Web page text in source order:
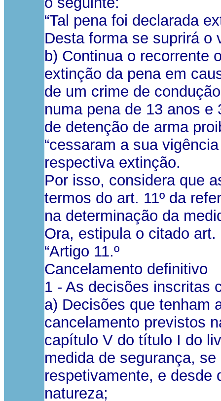
“Tal pena foi declarada
Desta forma se suprirá o
b) Continua o recorrente
extinção da pena em
de um crime de
numa pena de 13 anos
de detenção de arma
“cessaram a sua
respectiva extinção.
Por isso, considera que
termos do art. 11º da
na determinação da
Ora, estipula o citado art.
“Artigo 11.º
Cancelamento definitivo
1 - As decisões inscritas
a) Decisões que tenham
cancelamento previstos
capítulo V do título I do
medida de segurança,
respetivamente, e desde
natureza;